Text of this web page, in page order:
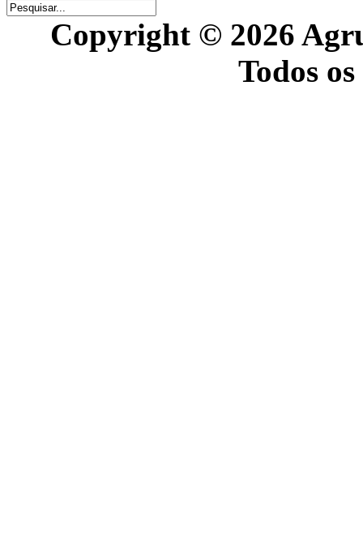
Copyright © 2026
Todos